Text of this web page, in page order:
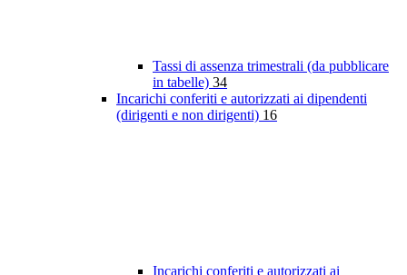
Tassi di assenza trimestrali (da pubblicare
in tabelle) 34
Incarichi conferiti e autorizzati ai dipendenti
(dirigenti e non dirigenti) 16
Incarichi conferiti e autorizzati ai